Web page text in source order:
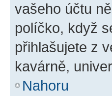
vašeho účtu
políčko, když
přihlašujete z
kavárně,
Nahoru